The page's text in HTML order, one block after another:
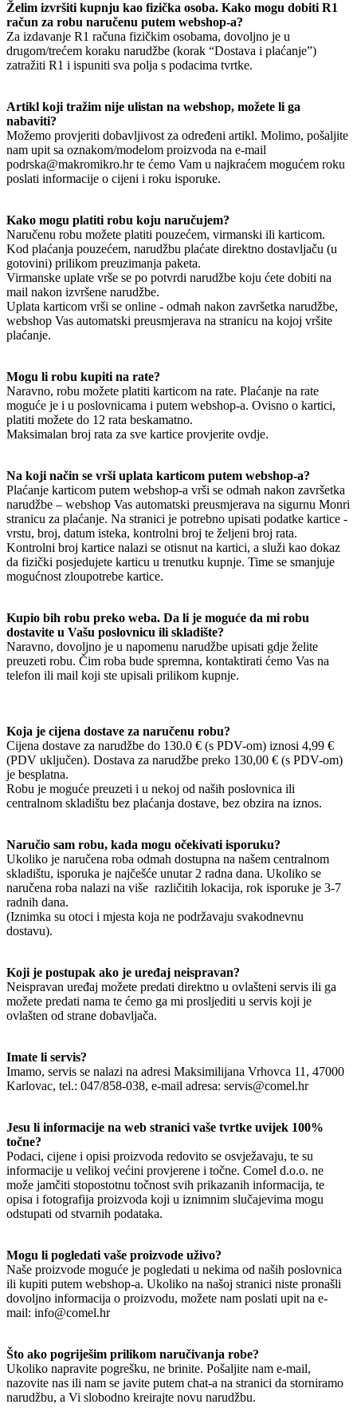
Želim izvršiti kupnju kao fizička osoba. Kako mogu dobiti R1
račun za robu naručenu putem webshop-a?
Za izdavanje R1 računa fizičkim osobama, dovoljno je u
drugom/trećem koraku narudžbe (korak “Dostava i plaćanje”)
zatražiti R1 i ispuniti sva polja s podacima tvrtke.
Artikl koji tražim nije ulistan na webshop, možete li ga
nabaviti?
Možemo provjeriti dobavljivost za određeni artikl. Molimo, pošaljite
nam upit sa oznakom/modelom proizvoda na e-mail
podrska@makromikro.hr te ćemo Vam u najkraćem mogućem roku
poslati informacije o cijeni i roku isporuke.
Kako mogu platiti robu koju naručujem?
Naručenu robu možete platiti pouzećem, virmanski ili karticom.
Kod plaćanja pouzećem, narudžbu plaćate direktno dostavljaču (u
gotovini) prilikom preuzimanja paketa.
Virmanske uplate vrše se po potvrdi narudžbe koju ćete dobiti na
mail nakon izvršene narudžbe.
Uplata karticom vrši se online - odmah nakon završetka narudžbe,
webshop Vas automatski preusmjerava na stranicu na kojoj vršite
plaćanje.
Mogu li robu kupiti na rate?
Naravno, robu možete platiti karticom na rate. Plaćanje na rate
moguće je i u poslovnicama i putem webshop-a. Ovisno o kartici,
platiti možete do 12 rata beskamatno.
Maksimalan broj rata za sve kartice provjerite ovdje.
Na koji način se vrši uplata karticom putem webshop-a?
Plaćanje karticom putem webshop-a vrši se odmah nakon završetka
narudžbe – webshop Vas automatski preusmjerava na sigurnu Monri
stranicu za plaćanje. Na stranici je potrebno upisati podatke kartice -
vrstu, broj, datum isteka, kontrolni broj te željeni broj rata.
Kontrolni broj kartice nalazi se otisnut na kartici, a služi kao dokaz
da fizički posjedujete karticu u trenutku kupnje. Time se smanjuje
mogućnost zloupotrebe kartice.
Kupio bih robu preko weba. Da li je moguće da mi robu
dostavite u Vašu poslovnicu ili skladište?
Naravno, dovoljno je u napomenu narudžbe upisati gdje želite
preuzeti robu. Čim roba bude spremna, kontaktirati ćemo Vas na
telefon ili mail koji ste upisali prilikom kupnje.
Koja je cijena dostave za naručenu robu?
Cijena dostave za narudžbe do 130.0 € (s PDV-om) iznosi 4,99 €
(PDV uključen). Dostava za narudžbe preko 130,00 € (s PDV-om)
je besplatna.
Robu je moguće preuzeti i u nekoj od naših poslovnica ili
centralnom skladištu bez plaćanja dostave, bez obzira na iznos.
Naručio sam robu, kada mogu očekivati isporuku?
Ukoliko je naručena roba odmah dostupna na našem centralnom
skladištu, isporuka je najčešće unutar 2 radna dana. Ukoliko se
naručena roba nalazi na više različitih lokacija, rok isporuke je 3-7
radnih dana.
(Iznimka su otoci i mjesta koja ne podržavaju svakodnevnu
dostavu).
Koji je postupak ako je uređaj neispravan?
Neispravan uređaj možete predati direktno u ovlašteni servis ili ga
možete predati nama te ćemo ga mi prosljediti u servis koji je
ovlašten od strane dobavljača.
Imate li servis?
Imamo, servis se nalazi na adresi Maksimilijana Vrhovca 11, 47000
Karlovac, tel.: 047/858-038, e-mail adresa: servis@comel.hr
Jesu li informacije na web stranici vaše tvrtke uvijek 100%
točne?
Podaci, cijene i opisi proizvoda redovito se osvježavaju, te su
informacije u velikoj većini provjerene i točne. Comel d.o.o. ne
može jamčiti stopostotnu točnost svih prikazanih informacija, te
opisa i fotografija proizvoda koji u iznimnim slučajevima mogu
odstupati od stvarnih podataka.
Mogu li pogledati vaše proizvode uživo?
Naše proizvode moguće je pogledati u nekima od naših poslovnica
ili kupiti putem webshop-a. Ukoliko na našoj stranici niste pronašli
dovoljno informacija o proizvodu, možete nam poslati upit na e-
mail: info@comel.hr
Što ako pogriješim prilikom naručivanja robe?
Ukoliko napravite pogrešku, ne brinite. Pošaljite nam e-mail,
nazovite nas ili nam se javite putem chat-a na stranici da storniramo
narudžbu, a Vi slobodno kreirajte novu narudžbu.